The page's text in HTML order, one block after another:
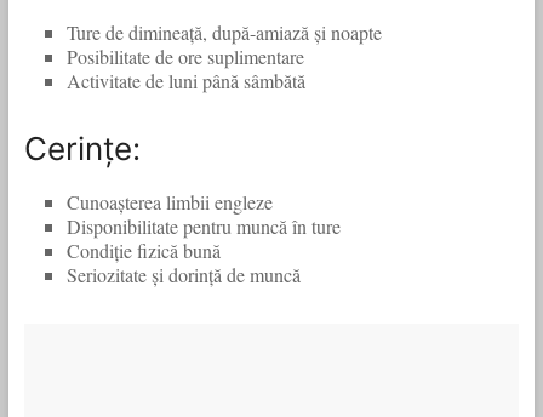
Ture de dimineață, după-amiază și noapte
Posibilitate de ore suplimentare
Activitate de luni până sâmbătă
Cerințe:
Cunoașterea limbii engleze
Disponibilitate pentru muncă în ture
Condiție fizică bună
Seriozitate și dorință de muncă